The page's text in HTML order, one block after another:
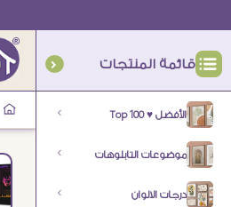
قائمة المنتجات
الأفضل ♥ Top 100
موضوعات التابلوهات
درجات الالوان